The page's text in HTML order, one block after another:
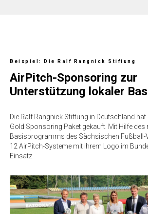
Beispiel: Die Ralf Rangnick Stiftung
AirPitch-Sponsoring zur
Unterstützung lokaler
Die Ralf Rangnick Stiftung in Deutschland
Gold Sponsoring Paket gekauft. Mit Hilfe des
Basisprogramms des Sächsischen Fußball-
12 AirPitch-Systeme mit ihrem Logo im
Einsatz.